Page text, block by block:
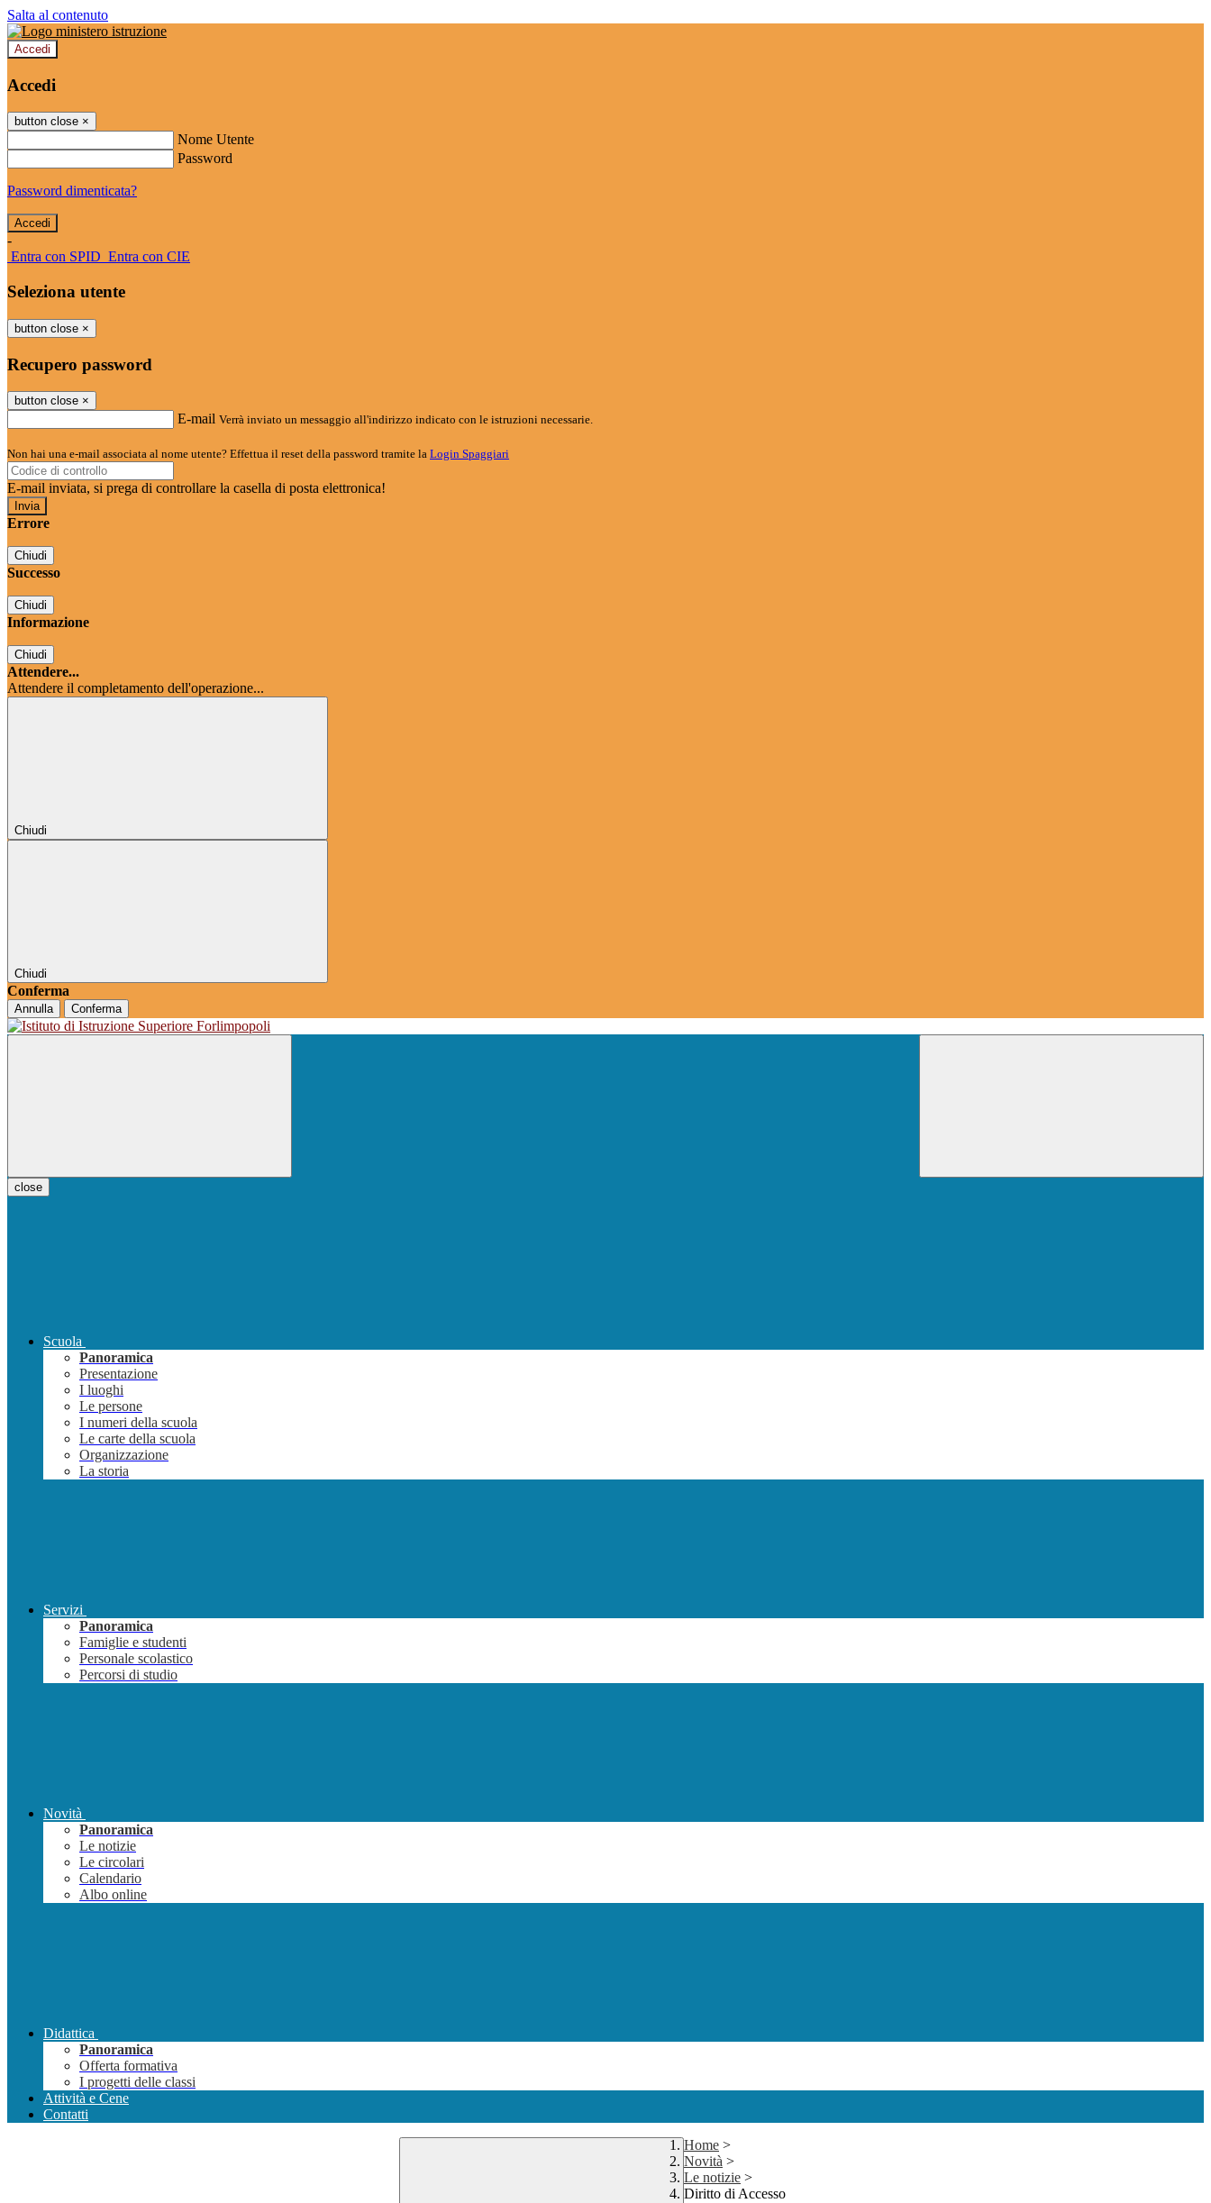
Salta al contenuto
Accedi
Accedi
button close ×
Nome Utente
Password
Password dimenticata?
-
Entra con SPID Entra con CIE
Seleziona utente
button close ×
Recupero password
button close ×
E-mail Verrà inviato un messaggio all'indirizzo indicato con le istruzioni necessarie.
Non hai una e-mail associata al nome utente? Effettua il reset della password tramite la Login Spaggiari
E-mail inviata, si prega di controllare la casella di posta elettronica!
Errore
Chiudi
Successo
Chiudi
Informazione
Chiudi
Attendere...
Attendere il completamento dell'operazione...
Chiudi
Chiudi
Conferma
Annulla Conferma
close
Scuola
Panoramica
Presentazione
I luoghi
Le persone
I numeri della scuola
Le carte della scuola
Organizzazione
La storia
Servizi
Panoramica
Famiglie e studenti
Personale scolastico
Percorsi di studio
Novità
Panoramica
Le notizie
Le circolari
Calendario
Albo online
Didattica
Panoramica
Offerta formativa
I progetti delle classi
Attività e Cene
Contatti
Home >
Novità >
Le notizie >
Diritto di Accesso